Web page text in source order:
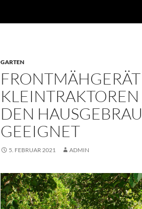
GARTEN
DEN
GEEIGNET
5. FEBRUAR 2021 ADMIN